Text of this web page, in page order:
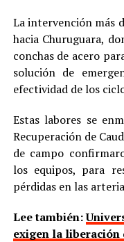
La intervención más
hacia Churuguara,
conchas de acero
solución de
efectividad de los
Estas labores se
Recuperación de
de campo
los equipos, para
pérdidas en las
Lee también:
exigen la liberación